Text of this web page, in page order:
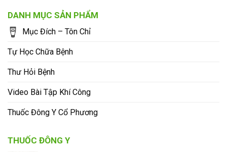
DANH MỤC SẢN PHẨM
Mục Đích – Tôn Chỉ
Tự Học Chữa Bệnh
Thư Hỏi Bệnh
Video Bài Tập Khí Công
Thuốc Đông Y Cổ Phương
THUỐC ĐÔNG Y